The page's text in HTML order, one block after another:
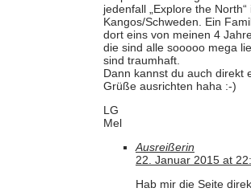
jedenfall „Explore the North“
Kangos/Schweden. Ein
dort eins von meinen 4
die sind alle sooooo mega
sind traumhaft.
Dann kannst du auch direkt
Grüße ausrichten haha :-)
LG
Mel
Ausreißerin
22. Januar 2015 at
Hab mir die Seite